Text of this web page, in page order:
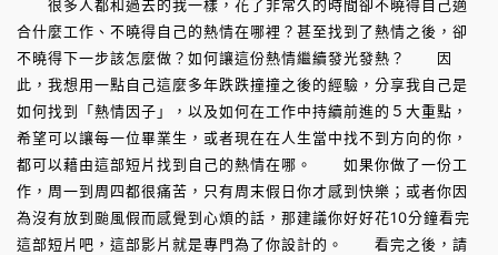
很多人都和過去的我一樣，花了非常久的時間卻不曉得自己適
合什麼工作、不曉得自己的熱情在哪裡？甚至找到了熱情之後，卻
不曉得下一步該怎麼做？如何讓這份熱情繼續發光發熱？ 因
此，我想用一點自己這麼多年跌跌撞撞之後的經驗，分享我自己是
如何找到「熱情因子」，以及如何在工作中持續前進的５大重點，
希望可以讓每一位畢業生，或者現在在人生當中找不到方向的你，
都可以藉由這部短片找到自己的熱情在哪。 如果你做了一份工
作，周一到周四都很痛苦，只有周末假日你才感到快樂；或者你因
為沒有放到颱風假而感覺到心煩的話，那建議你好好花10分鐘看完
這部短片吧，這部影片就是專門為了你設計的。 看完之後，請